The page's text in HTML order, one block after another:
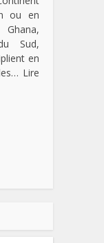
ou en
Sud,
en
Lire